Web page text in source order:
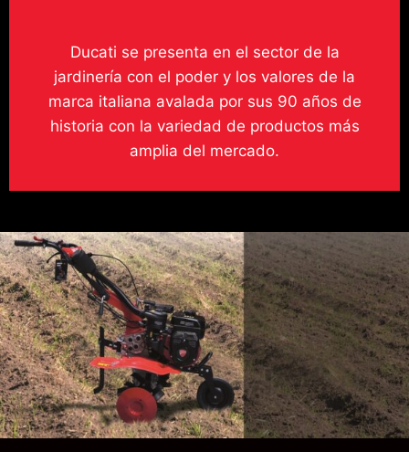
Ducati se presenta en el sector de la
jardinería con el poder y los valores de la
marca italiana avalada por sus 90 años de
historia con la variedad de productos más
amplia del mercado.